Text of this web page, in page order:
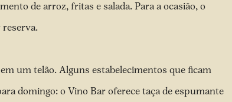
de arroz, fritas e salada. Para a ocasião, o
reserva.
um telão. Alguns estabelecimentos que ficam
domingo: o Vino Bar oferece taça de espumante